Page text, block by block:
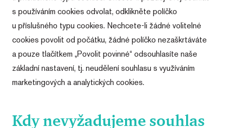
s používáním cookies odvolat, odklikněte políčko
u příslušného typu cookies. Nechcete-li žádné volitelné
cookies povolit od počátku, žádné políčko nezaškrtáváte
a pouze tlačítkem „Povolit povinné“ odsouhlasíte naše
základní nastavení, tj. neudělení souhlasu s využíváním
marketingových a analytických cookies.
Kdy nevyžadujeme souhlas